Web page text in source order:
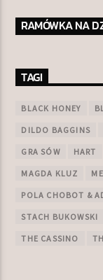
RAMÓWKA NA
TAGI
BLACK HONEY
DILDO BAGGINS
GRA SÓW HART
MAGDA KLUZ
POLA CHOBOT &
STACH BUKOWSKI
THE CASSINO